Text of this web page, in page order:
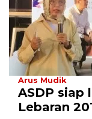
Arus Mudik
ASDP siap
Lebaran